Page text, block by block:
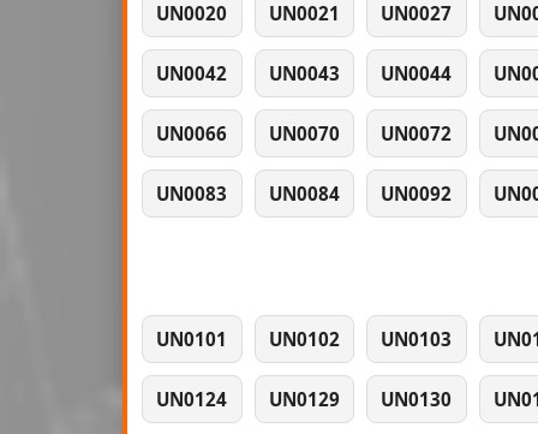
UN0020 UN0021 UN0027
UN0042 UN0043 UN0044
UN0066 UN0070 UN0072
UN0083 UN0084 UN0092
UN0101 UN0102 UN0103
UN0124 UN0129 UN0130